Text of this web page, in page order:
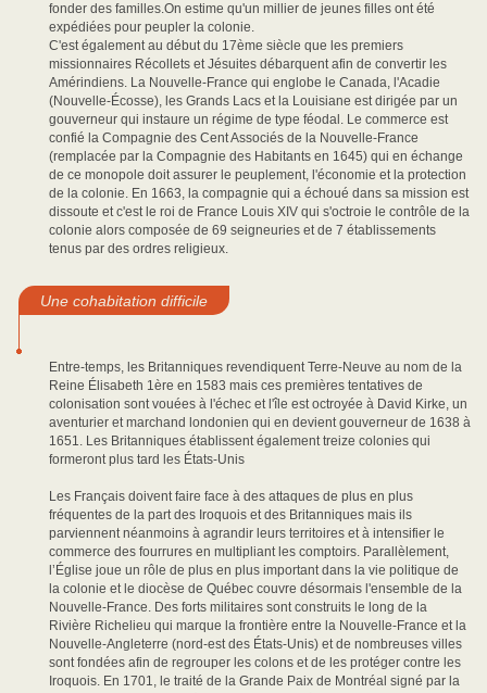
fonder des familles.On estime qu'un millier de jeunes filles ont été
expédiées pour peupler la colonie.
C'est également au début du 17ème siècle que les premiers
missionnaires Récollets et Jésuites débarquent afin de convertir les
Amérindiens. La Nouvelle-France qui englobe le Canada, l'Acadie
(Nouvelle-Écosse), les Grands Lacs et la Louisiane est dirigée par un
gouverneur qui instaure un régime de type féodal. Le commerce est
confié la Compagnie des Cent Associés de la Nouvelle-France
(remplacée par la Compagnie des Habitants en 1645) qui en échange
de ce monopole doit assurer le peuplement, l'économie et la protection
de la colonie. En 1663, la compagnie qui a échoué dans sa mission est
dissoute et c'est le roi de France Louis XIV qui s'octroie le contrôle de la
colonie alors composée de 69 seigneuries et de 7 établissements
tenus par des ordres religieux.
Une cohabitation difficile
Entre-temps, les Britanniques revendiquent Terre-Neuve au nom de la
Reine Élisabeth 1ère en 1583 mais ces premières tentatives de
colonisation sont vouées à l'échec et l'île est octroyée à David Kirke, un
aventurier et marchand londonien qui en devient gouverneur de 1638 à
1651. Les Britanniques établissent également treize colonies qui
formeront plus tard les États-Unis
Les Français doivent faire face à des attaques de plus en plus
fréquentes de la part des Iroquois et des Britanniques mais ils
parviennent néanmoins à agrandir leurs territoires et à intensifier le
commerce des fourrures en multipliant les comptoirs. Parallèlement,
l’Église joue un rôle de plus en plus important dans la vie politique de
la colonie et le diocèse de Québec couvre désormais l'ensemble de la
Nouvelle-France. Des forts militaires sont construits le long de la
Rivière Richelieu qui marque la frontière entre la Nouvelle-France et la
Nouvelle-Angleterre (nord-est des États-Unis) et de nombreuses villes
sont fondées afin de regrouper les colons et de les protéger contre les
Iroquois. En 1701, le traité de la Grande Paix de Montréal signé par la